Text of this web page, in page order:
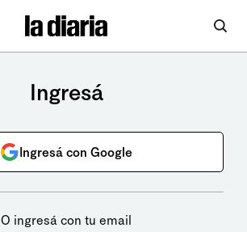
Ingresá
Ingresá con Google
O ingresá con tu email